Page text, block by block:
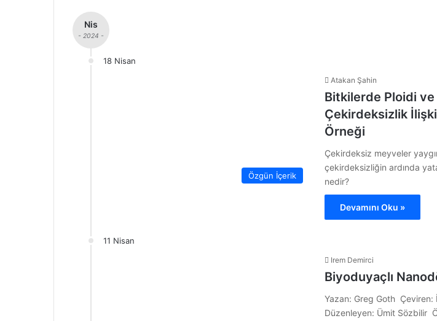
Nis
- 2024 -
18 Nisan
Özgün İçerik
Atakan Şahin
Bitkilerde Ploidi ve
Çekirdeksizlik
Örneği
Çekirdeksiz meyveler
çekirdeksizliğin ardında
nedir?
Devamını Oku »
11 Nisan
Irem Demirci
Biyoduyaçlı
Yazan: Greg Goth Çeviren:
Düzenleyen: Ümit Sözbilir